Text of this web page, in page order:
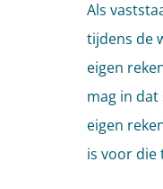
Als
tijdens de
eigen
mag in
eigen
is voor die